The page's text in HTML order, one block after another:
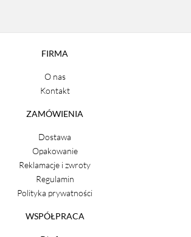
FIRMA
O nas
Kontakt
ZAMÓWIENIA
Dostawa
Opakowanie
Reklamacje i zwroty
Regulamin
Polityka prywatności
WSPÓŁPRACA